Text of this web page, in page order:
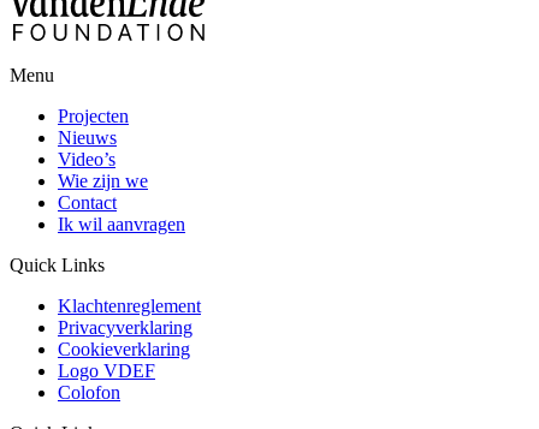
Menu
Projecten
Nieuws
Video’s
Wie zijn we
Contact
Ik wil aanvragen
Quick Links
Klachtenreglement
Privacyverklaring
Cookieverklaring
Logo VDEF
Colofon